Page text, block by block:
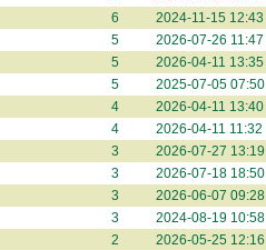
6
2024-11-15 12:43
5
2026-07-26 11:47
5
2026-04-11 13:35
5
2025-07-05 07:50
4
2026-04-11 13:40
4
2026-04-11 11:32
3
2026-07-27 13:19
3
2026-07-18 18:50
3
2026-06-07 09:28
3
2024-08-19 10:58
2
2026-05-25 12:16